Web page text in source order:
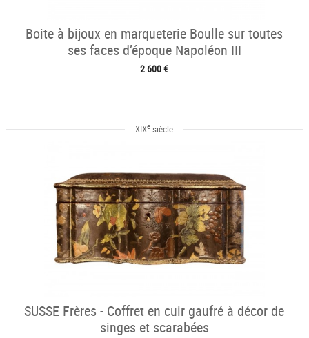
Boite à bijoux en marqueterie Boulle sur toutes
ses faces d’époque Napoléon III
2 600 €
XIXe siècle
SUSSE Frères - Coffret en cuir gaufré à décor de
singes et scarabées